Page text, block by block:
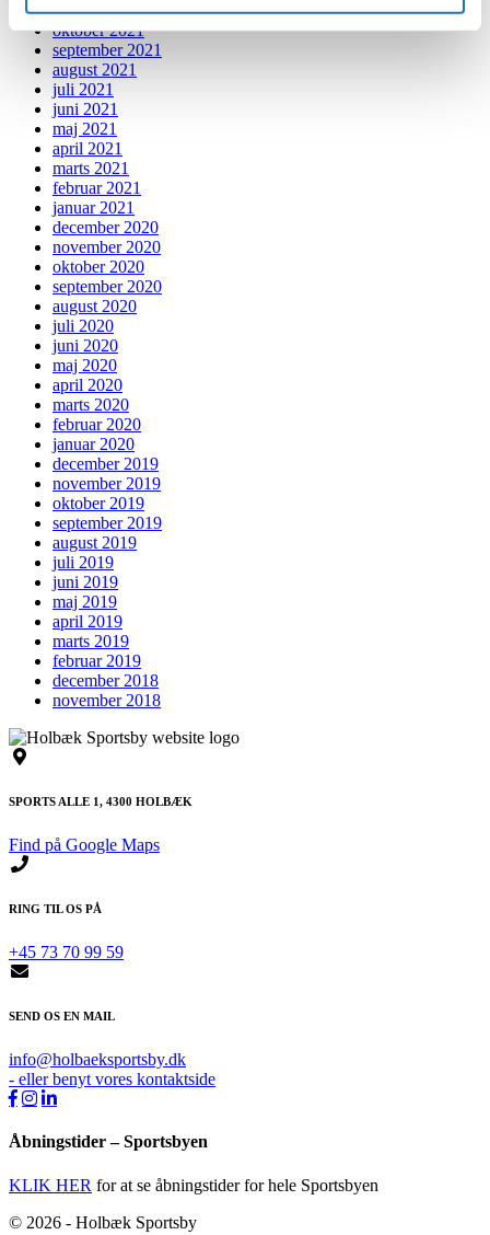
november 2021
oktober 2021
september 2021
august 2021
juli 2021
juni 2021
maj 2021
april 2021
marts 2021
februar 2021
januar 2021
december 2020
november 2020
oktober 2020
september 2020
august 2020
juli 2020
juni 2020
maj 2020
april 2020
marts 2020
februar 2020
januar 2020
december 2019
november 2019
oktober 2019
september 2019
august 2019
juli 2019
juni 2019
maj 2019
april 2019
marts 2019
februar 2019
december 2018
november 2018
SPORTS ALLE 1, 4300 HOLBÆK
Find på Google Maps
RING TIL OS PÅ
+45 73 70 99 59
SEND OS EN MAIL
info@holbaeksportsby.dk
- eller benyt vores kontaktside
Åbningstider – Sportsbyen
KLIK HER for at se åbningstider for hele Sportsbyen
© 2026 - Holbæk Sportsby